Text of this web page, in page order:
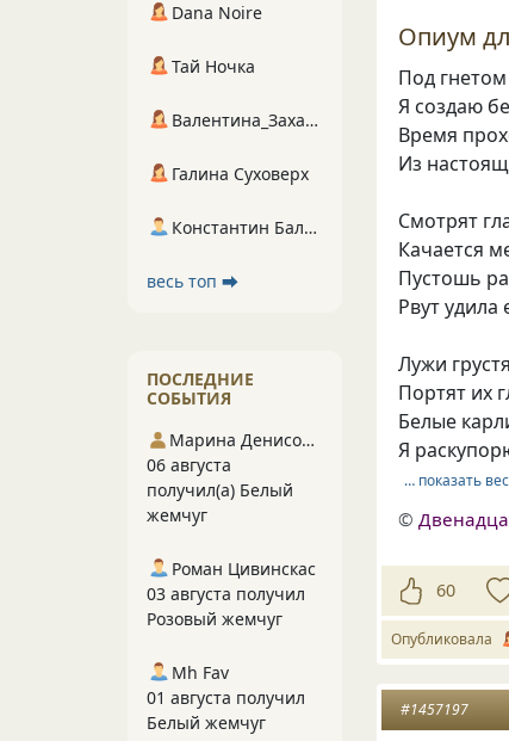
Опиум
Под
Я создаю
Время
Из
Смотрят
Качается
Пустошь
Рвут удила
Лужи
Портят их
Белые
Я
… показать
©
60
Опубликовала
#1457197
Dana Noire
Тай Ночка
Валентина_Захарова
Галина Суховерх
Константин Балухта
весь топ ⮕
ПОСЛЕДНИЕ
СОБЫТИЯ
Марина Денисова 5
06 августа
получил(а) Белый
жемчуг
Роман Цивинскас
03 августа получил
Розовый жемчуг
Mh Fav
01 августа получил
Белый жемчуг